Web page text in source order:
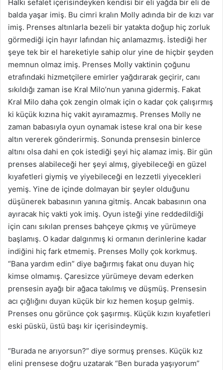
Halkı sefalet içerisindeyken kendisi bir eli yağda bir eli de
balda yaşar imiş. Bu cimri kralın Molly adında bir de kızı var
imiş. Prenses altınlarla bezeli bir yatakta doğup hiç zorluk
görmediği için hayır lafından hiç anlamazmış. İstediği her
şeye tek bir el hareketiyle sahip olur yine de hiçbir şeyden
memnun olmaz imiş. Prenses Molly vaktinin çoğunu
etrafındaki hizmetçilere emirler yağdırarak geçirir, canı
sıkıldığı zaman ise Kral Milo’nun yanına gidermiş. Fakat
Kral Milo daha çok zengin olmak için o kadar çok çalışırmış
ki küçük kızına hiç vakit ayıramazmış. Prenses Molly ne
zaman babasıyla oyun oynamak istese kral ona bir kese
altın vererek gönderirmiş. Sonunda prensesin binlerce
altını olsa dahi en çok istediği şeyi hiç alamaz imiş. Bir gün
prenses alabileceği her şeyi almış, giyebileceği en güzel
kıyafetleri giymiş ve yiyebileceği en lezzetli yiyecekleri
yemiş. Yine de içinde dolmayan bir şeyler olduğunu
düşünerek babasının yanına gitmiş. Ancak babasının ona
ayıracak hiç vakti yok imiş. Oyun isteği yine reddedildiği
için canı sıkılan prenses bahçeye çıkmış ve yürümeye
başlamış. O kadar dalgınmış ki ormanın derinlerine kadar
indiğini hiç fark etmemiş. Prenses Molly çok korkmuş.
“Bana yardım edin” diye bağırmış fakat onu duyan hiç
kimse olmamış. Çaresizce yürümeye devam ederken
prensesin ayağı bir ağaca takılmış ve düşmüş. Prensesin
acı çığlığını duyan küçük bir kız hemen koşup gelmiş.
Prenses onu görünce çok şaşırmış. Küçük kızın kıyafetleri
eski püskü, üstü başı kir içerisindeymiş.
“Burada ne arıyorsun?” diye sormuş prenses. Küçük kız
elini prensese doğru uzatarak “Ben burada yaşıyorum”